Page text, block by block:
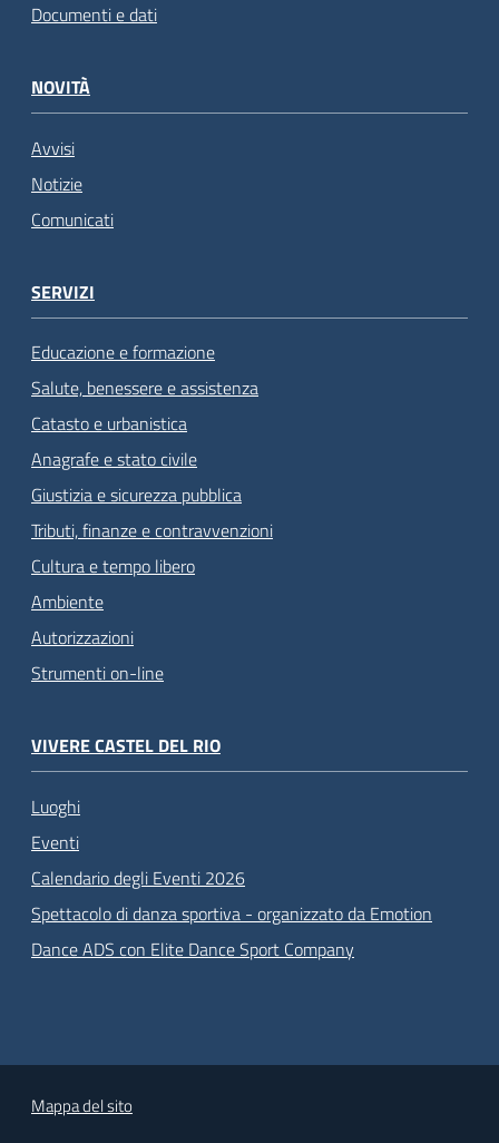
Documenti e dati
NOVITÀ
Avvisi
Notizie
Comunicati
SERVIZI
Educazione e formazione
Salute, benessere e assistenza
Catasto e urbanistica
Anagrafe e stato civile
Giustizia e sicurezza pubblica
Tributi, finanze e contravvenzioni
Cultura e tempo libero
Ambiente
Autorizzazioni
Strumenti on-line
VIVERE CASTEL DEL RIO
Luoghi
Eventi
Calendario degli Eventi 2026
Spettacolo di danza sportiva - organizzato da Emotion
Dance ADS con Elite Dance Sport Company
Mappa del sito